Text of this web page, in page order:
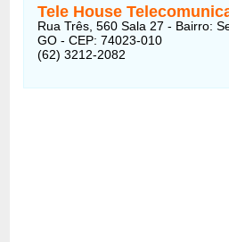
Tele House
Rua Três, 560 Sala 27 - Bairro:
GO - CEP: 74023-010
(62) 3212-2082